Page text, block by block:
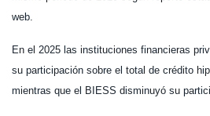
web.
En el 2025 las instituciones financieras
su participación sobre el total de crédito
mientras que el BIESS disminuyó su